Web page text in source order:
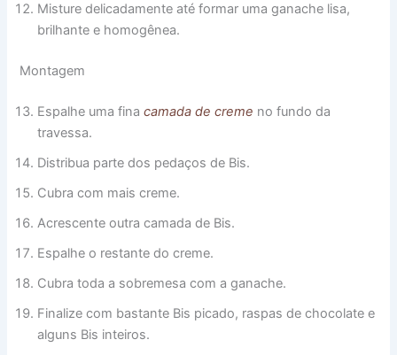
Misture delicadamente até formar uma ganache lisa,
brilhante e homogênea.
Montagem
Espalhe uma finacamada de creme no fundo da
travessa.
Distribua parte dos pedaços de Bis.
Cubra com mais creme.
Acrescente outra camada de Bis.
Espalhe o restante do creme.
Cubra toda a sobremesa com a ganache.
Finalize com bastante Bis picado, raspas de chocolate e
alguns Bis inteiros.